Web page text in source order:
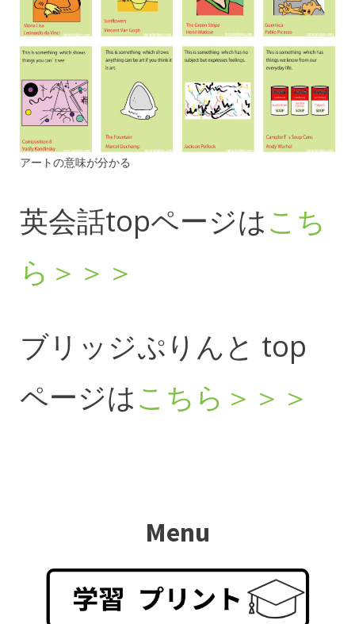
アートの意味が分かる
英会話topページはこち
ら＞＞＞
ブリッジぷりんと top
ページはこちら＞＞＞
Menu